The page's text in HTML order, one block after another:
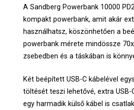
A Sandberg Powerbank 10000
kompakt powerbank, amit akár
használhatsz, köszönhetően a
powerbank mérete mindössze
zsebedben és a táskában is
Két beépített USB-C kábelével
töltését teszi lehetővé, extra USB-
egy harmadik külső kábel is